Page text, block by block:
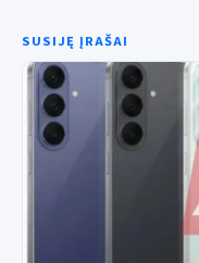
SUSIJĘ ĮRAŠAI